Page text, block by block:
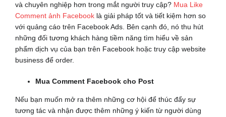
và chuyên nghiệp hơn trong mắt người truy cập? Mua Like
Comment ảnh Facebooklà giải pháp tốt và tiết kiệm hơn so
với quảng cáo trên Facebook Ads. Bên cạnh đó, nó thu hút
những đối tương khách hàng tiềm năng tìm hiểu về sản
phẩm dịch vụ của bạn trên Facebook hoặc truy cập website
business để order.
Mua Comment Facebook cho Post
Nếu bạn muốn mở ra thêm những cơ hội để thúc đẩy sự
tương tác và nhận được thêm những ý kiến từ người dùng